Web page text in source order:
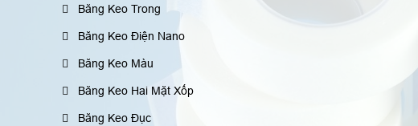
Băng Keo Trong
Băng Keo Điện Nano
Băng Keo Màu
Băng Keo Hai Mặt Xốp
Băng Keo Đục